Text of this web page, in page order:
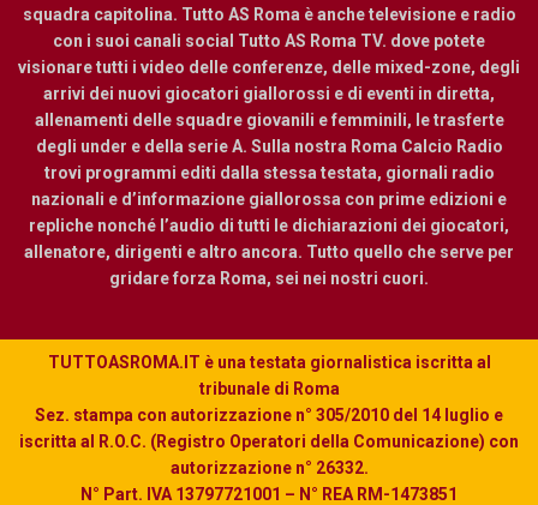
squadra capitolina. Tutto AS Roma è anche televisione e radio
con i suoi canali social Tutto AS Roma TV. dove potete
visionare tutti i video delle conferenze, delle mixed-zone, degli
arrivi dei nuovi giocatori giallorossi e di eventi in diretta,
allenamenti delle squadre giovanili e femminili, le trasferte
degli under e della serie A. Sulla nostra Roma Calcio Radio
trovi programmi editi dalla stessa testata, giornali radio
nazionali e d’informazione giallorossa con prime edizioni e
repliche nonché l’audio di tutti le dichiarazioni dei giocatori,
allenatore, dirigenti e altro ancora. Tutto quello che serve per
gridare forza Roma, sei nei nostri cuori.
TUTTOASROMA.IT è una testata giornalistica iscritta al
tribunale di Roma
Sez. stampa con autorizzazione n° 305/2010 del 14 luglio e
iscritta al R.O.C. (Registro Operatori della Comunicazione) con
autorizzazione n° 26332.
N° Part. IVA 13797721001 – N° REA RM-1473851